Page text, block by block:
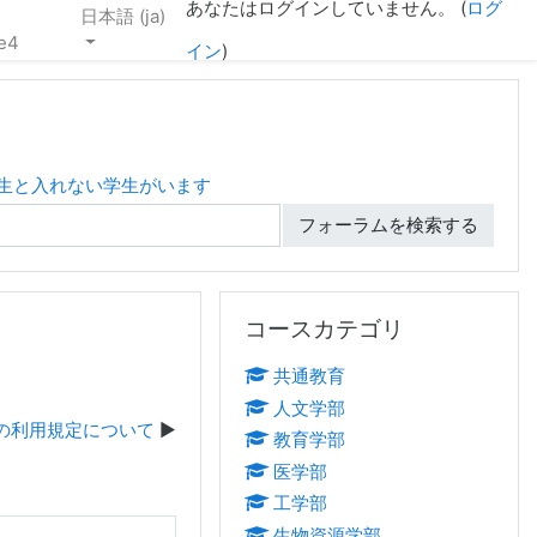
日本語 ‎(ja)‎ あなたはログインしていません。 (ログ
イン)
と入れない学生がいます
フォーラムを検索する
利用規定について
コースカテゴリ
共通教育
人文学部
教育学部
医学部
工学部